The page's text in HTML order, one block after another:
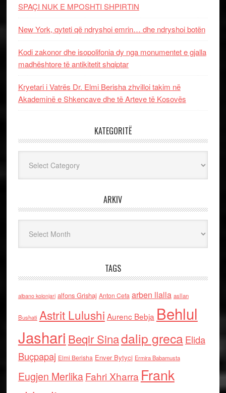
SPAÇI NUK E MPOSHTI SHPIRTIN
New York, qyteti që ndryshoi emrin… dhe ndryshoi botën
Kodi zakonor dhe isopolifonia dy nga monumentet e gjalla
madhështore të antikitetit shqiptar
Kryetari i Vatrës Dr. Elmi Berisha zhvilloi takim në
Akademinë e Shkencave dhe të Arteve të Kosovës
KATEGORITË
ARKIV
TAGS
albano kolonjari alfons Grishaj Anton Cefa arben llalla asllan
Bushati Astrit Lulushi Aurenc Bebja Behlul
Jashari Beqir Sinadalip grecaElida
Buçpapaj Elmi Berisha Enver Bytyci Ermira Babamusta
Eugjen MerlikaFahri Xharra Frank